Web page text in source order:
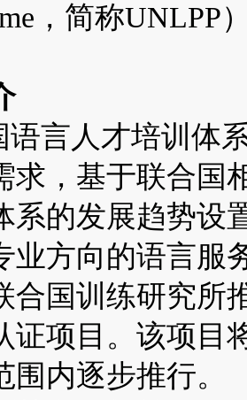
， 简称UNLPP
语言人才培训体
求，基于联合国
系的发展趋势设
业方向的语言服
合国训练研究所
证项目。该项目
围内逐步推行。